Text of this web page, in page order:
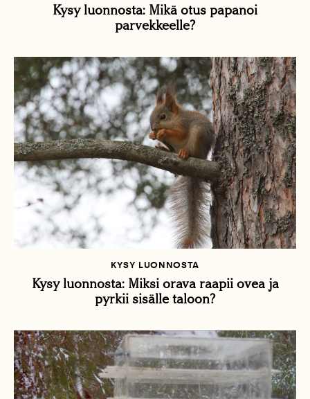
Kysy luonnosta: Mikä otus papanoi
parvekkeelle?
KYSY LUONNOSTA
Kysy luonnosta: Miksi orava raapii ovea ja
pyrkii sisälle taloon?